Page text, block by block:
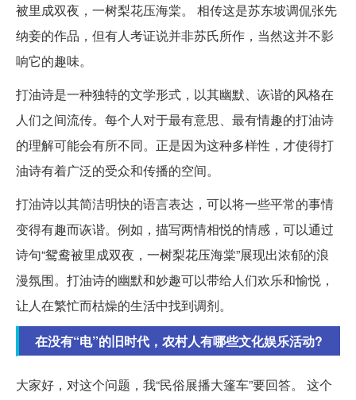
被里成双夜，一树梨花压海棠。 相传这是苏东坡调侃张先
纳妾的作品，但有人考证说并非苏氏所作，当然这并不影
响它的趣味。
打油诗是一种独特的文学形式，以其幽默、诙谐的风格在
人们之间流传。每个人对于最有意思、最有情趣的打油诗
的理解可能会有所不同。正是因为这种多样性，才使得打
油诗有着广泛的受众和传播的空间。
打油诗以其简洁明快的语言表达，可以将一些平常的事情
变得有趣而诙谐。例如，描写两情相悦的情感，可以通过
诗句“鸳鸯被里成双夜，一树梨花压海棠”展现出浓郁的浪
漫氛围。打油诗的幽默和妙趣可以带给人们欢乐和愉悦，
让人在繁忙而枯燥的生活中找到调剂。
在没有“电”的旧时代，农村人有哪些文化娱乐活动?
大家好，对这个问题，我“民俗展播大篷车”要回答。 这个